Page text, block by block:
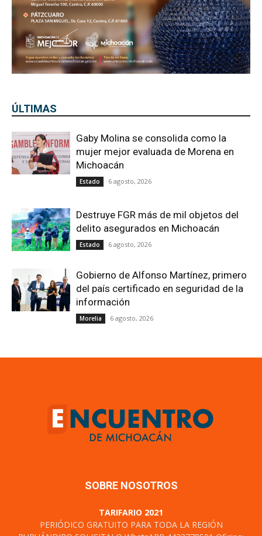
ÚLTIMAS
Gaby Molina se consolida como la
mujer mejor evaluada de Morena en
Michoacán
Estado 6 agosto, 2026
Destruye FGR más de mil objetos del
delito asegurados en Michoacán
Estado 6 agosto, 2026
Gobierno de Alfonso Martínez, primero
del país certificado en seguridad de la
información
Morelia 6 agosto, 2026
SOBRE NOSOTROS
TARIFARIO 2021
PERIÓDICO GRATUITO PARA TODA LA REGIÓN